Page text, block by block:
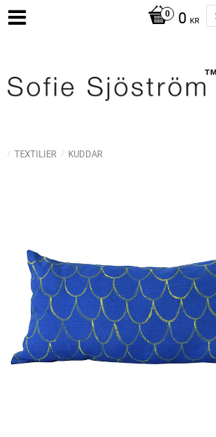
0 KR
TEXTILIER KUDDAR